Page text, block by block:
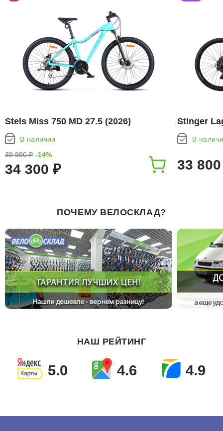
Stels Miss 750 MD 27.5 (2026)
В наличии
39 990 ₽ -14%
34 300 ₽
Stinger
В
33
ПОЧЕМУ ВЕЛОСКЛАД?
НАШ РЕЙТИНГ
5.0 4.6 4.9